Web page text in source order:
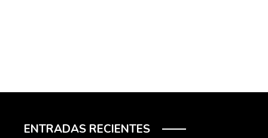
ENTRADAS RECIENTES